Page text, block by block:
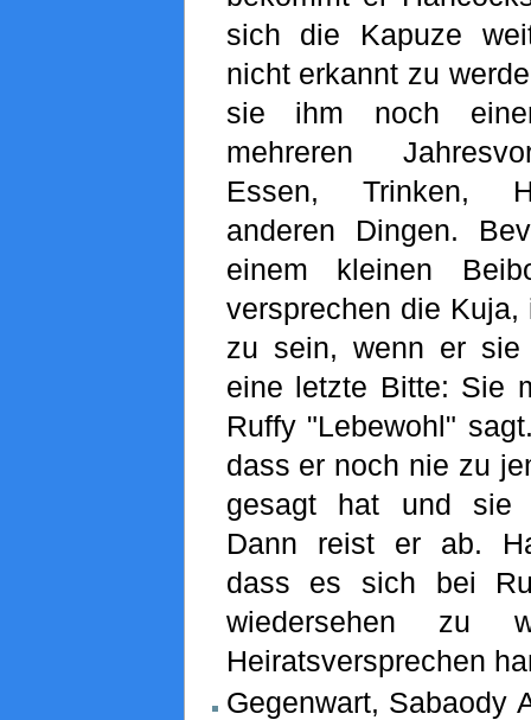
sich die Kapuze
nicht erkannt zu
sie ihm noch
mehreren
Essen, Trinken,
anderen Dingen.
einem kleinen
versprechen die
zu sein, wenn er sie
eine letzte Bitte: Sie
Ruffy "Lebewohl"
dass er noch nie zu
gesagt hat und sie
Dann reist er ab.
dass es sich bei
wiedersehen zu
Heiratsversprechen
Gegenwart, Sabaody